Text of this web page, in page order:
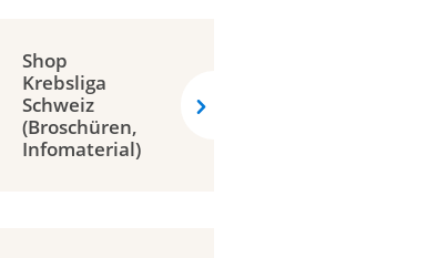
Shop
Krebsliga
Schweiz
(Broschüren,
Infomaterial)